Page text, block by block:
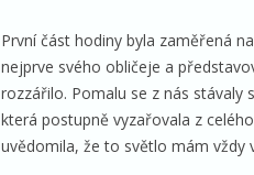
První část hodiny byla zaměřená
nejprve svého obličeje a
rozzářilo. Pomalu se z nás
která postupně vyzařovala z
uvědomila, že to světlo mám vždy